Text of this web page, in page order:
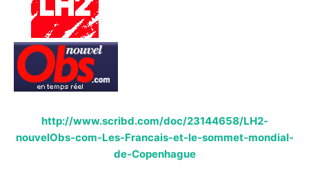
http://www.scribd.com/doc/23144658/LH2-
nouvelObs-com-Les-Francais-et-le-sommet-mondial-
de-Copenhague